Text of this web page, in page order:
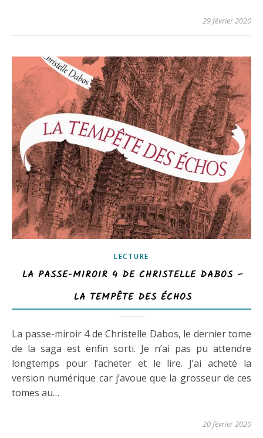
29 février 2020
LECTURE
LA PASSE-MIROIR 4 DE CHRISTELLE DABOS –
LA TEMPÊTE DES ÉCHOS
La passe-miroir 4 de Christelle Dabos, le dernier tome
de la saga est enfin sorti. Je n’ai pas pu attendre
longtemps pour l’acheter et le lire. J’ai acheté la
version numérique car j’avoue que la grosseur de ces
tomes au…
20 février 2020